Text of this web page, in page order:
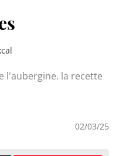
l'aubergine. la recette
02/03/25